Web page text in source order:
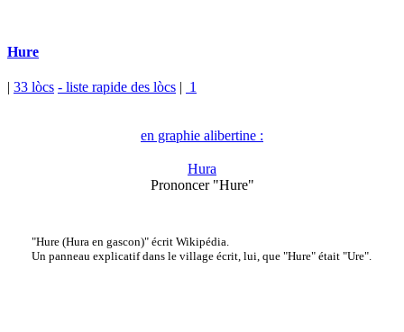
Hure
| 33 lòcs - liste rapide des lòcs | 1
en graphie alibertine :
Hura
Prononcer "Hure"
"Hure (Hura en gascon)" écrit Wikipédia.
Un panneau explicatif dans le village écrit, lui, que "Hure" était "Ure".